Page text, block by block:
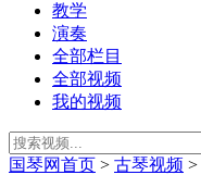
教学
演奏
全部栏目
全部视频
我的视频
国琴网首页 > 古琴视频 >